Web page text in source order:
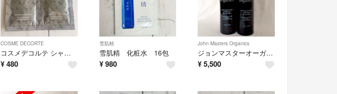
COSME DECORTE
コスメデコルテ シャンプー＆トリートメント
¥480
雪肌精
雪肌精 化粧水 16包
¥ 980
John Masters Organics
ジョンマスターオーガニック シャンプー 473ml 2本
¥5,500